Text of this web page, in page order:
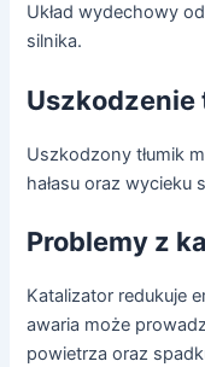
Układ wydechowy
silnika.
Uszkodzenie
Uszkodzony tłumik
hałasu oraz wycieku
Problemy z
Katalizator redukuje
awaria może
powietrza oraz